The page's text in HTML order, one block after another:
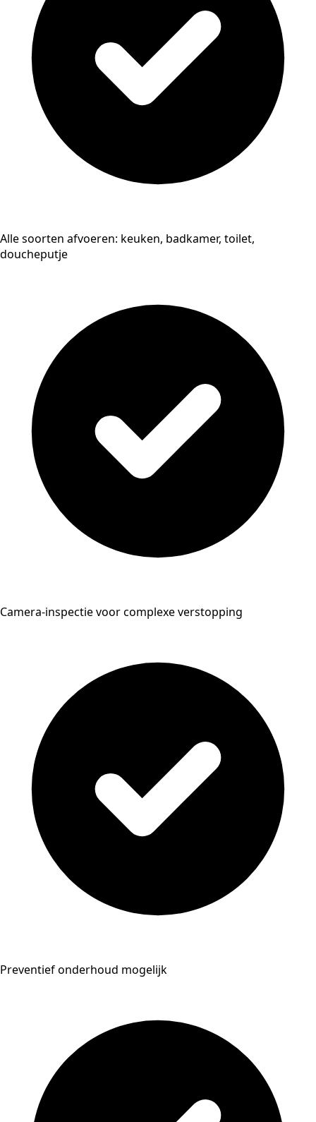
Alle soorten afvoeren: keuken, badkamer, toilet,
doucheputje
Camera-inspectie voor complexe verstopping
Preventief onderhoud mogelijk